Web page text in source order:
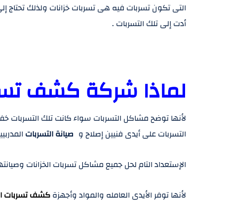
التى تكون تسربات فيه هى تسربات خزانات ولذلك
أدت إلى تلك التسربات .
لماذا شركة كشف
التسربات على أيدى فنيين إصلاح و صيانة التسربات
الإستعداد التام لحل جميع مشاكل تسربات الخزانات
لأنها توفر الأيدى العامله والمواد وأجهزةكشف تسربات